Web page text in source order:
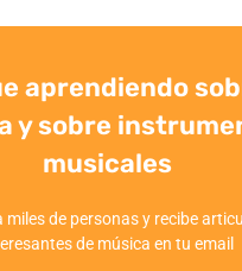
aprendiendo
y sobre
musicales
miles de personas y recibe
de música en tu email